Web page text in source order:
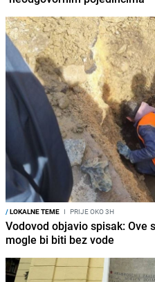
/LOKALNE TEME I PRIJE OKO 3H
Vodovod objavio spisak: Ove
mogle bi biti bez vode